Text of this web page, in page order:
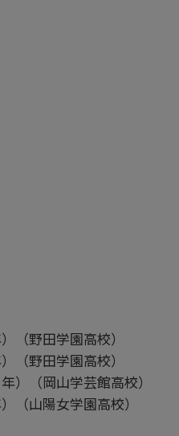
（野田学園高校）
（野田学園高校）
）（岡山学芸館高校）
（山陽女学園高校）